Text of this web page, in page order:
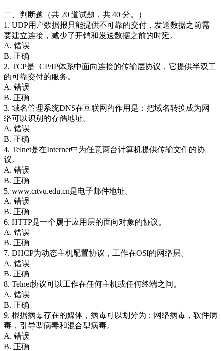
二、判断题（共 20 道试题，共 40 分。）
1. UDP用户数据报只能提供不可靠的交付，发送数据之前需
要建立连接，减少了开销和发送数据之前的时延。
A. 错误
B. 正确
2. TCP是TCP/IP体系中面向连接的传输层协议，它提供半双工
的可靠交付的服务。
A. 错误
B. 正确
3. 域名管理系统DNS在互联网的作用是：把域名转换成为网
络可以识别的存储地址。
A. 错误
B. 正确
4. Telnet是在Internet中为任意两台计算机提供传输文件的协
议。
A. 错误
B. 正确
5. www.crtvu.edu.cn是电子邮件地址。
A. 错误
B. 正确
6. HTTP是一个属于应用层的面向对象的协议。
A. 错误
B. 正确
7. DHCP为动态主机配置协议，工作在OSI的网络层。
A. 错误
B. 正确
8. Telnet协议可以工作在任何主机或任何终端之间。
A. 错误
B. 正确
9. 根据病毒存在的媒体，病毒可以划分为：网络病毒，软件病
毒，引导型病毒和混合型病毒。
A. 错误
B. 正确